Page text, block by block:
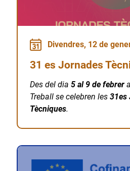
Divendres, 12 de
31 es Jornades
Des del dia5 al 9 de febrer
Treball se celebren les31es
Tècniques.